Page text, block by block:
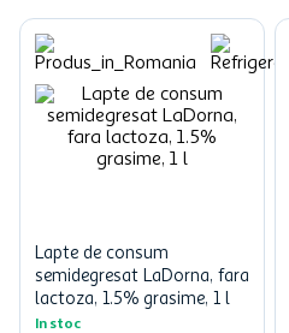
Lapte de consum
semidegresat LaDorna, fara
lactoza, 1.5% grasime, 1 l
In stoc